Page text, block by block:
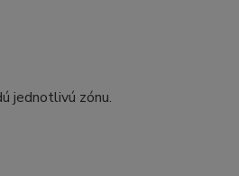
jednotlivú zónu.